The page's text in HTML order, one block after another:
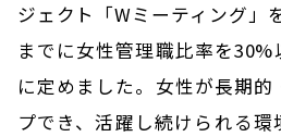
ジェクト「Wミーティング」
までに女性管理職比率を
に定めました。女性が長期
プでき、活躍し続けられる